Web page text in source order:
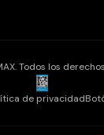
Todos los
de privacidad